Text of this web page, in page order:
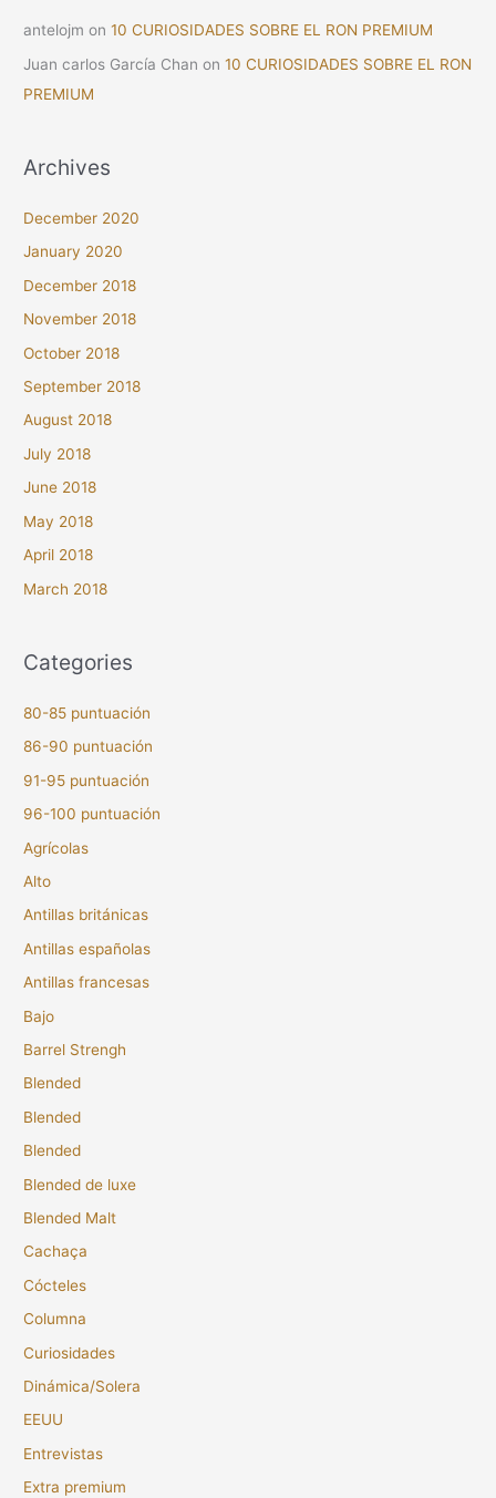
antelojm on10 CURIOSIDADES SOBRE EL RON PREMIUM
Juan carlos García Chan on10 CURIOSIDADES SOBRE EL RON
PREMIUM
Archives
December 2020
January 2020
December 2018
November 2018
October 2018
September 2018
August 2018
July 2018
June 2018
May 2018
April 2018
March 2018
Categories
80-85 puntuación
86-90 puntuación
91-95 puntuación
96-100 puntuación
Agrícolas
Alto
Antillas británicas
Antillas españolas
Antillas francesas
Bajo
Barrel Strengh
Blended
Blended
Blended
Blended de luxe
Blended Malt
Cachaça
Cócteles
Columna
Curiosidades
Dinámica/Solera
EEUU
Entrevistas
Extra premium